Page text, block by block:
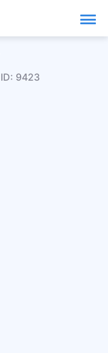
ID: 9423